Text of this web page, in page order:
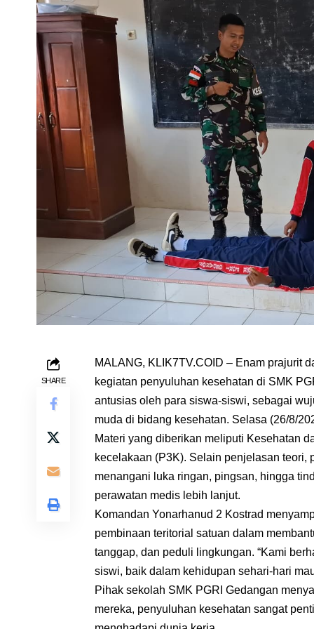
SHARE
MALANG, KLIK7TV.COID – Enam prajurit
kegiatan penyuluhan kesehatan di SMK
antusias oleh para siswa-siswi, sebagai
muda di bidang kesehatan. Selasa (26/8/
Materi yang diberikan meliputi Kesehatan
kecelakaan (P3K). Selain penjelasan teori,
menangani luka ringan, pingsan, hingga
perawatan medis lebih lanjut.
Komandan Yonarhanud 2 Kostrad
pembinaan teritorial satuan dalam
tanggap, dan peduli lingkungan. “Kami
siswi, baik dalam kehidupan sehari-hari
Pihak sekolah SMK PGRI Gedangan
mereka, penyuluhan kesehatan sangat